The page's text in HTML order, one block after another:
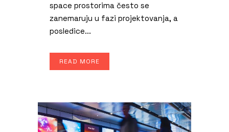
space prostorima često se
zanemaruju u fazi projektovanja, a
posledice...
READ MORE